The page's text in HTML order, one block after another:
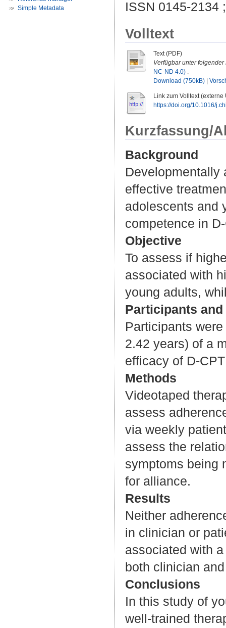
Simple Metadata
ISSN 0145-2134
Volltext
Text (PDF)
Verfügbar unter folgender
NC-ND 4.0) .
Download (750kB)
Link zum Volltext (externe
https://doi.org/10.1016/
Kurzfassung/
Background
Developmentally
effective
adolescents and
competence in
Objective
To assess if
associated with
young adults,
Participants
Participants
2.42 years) of a
efficacy of D-
Methods
Videotaped
assess
via weekly
assess the
symptoms being
for alliance.
Results
Neither
in clinician or
associated with
both clinician
Conclusions
In this study of
well-trained